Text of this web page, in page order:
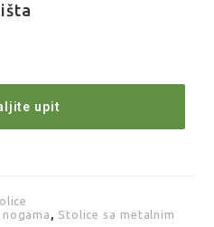
upit
, Stolice sa metalnim